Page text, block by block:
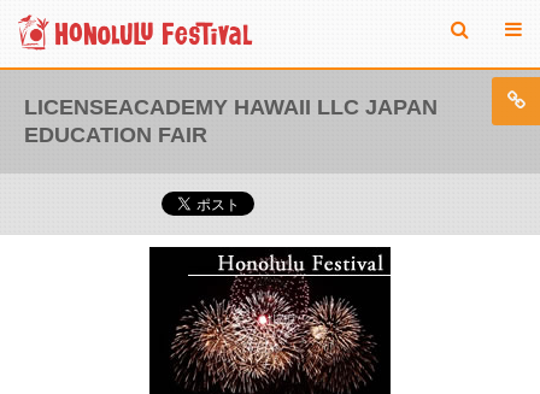
LICENSEACADEMY HAWAII LLC JAPAN
EDUCATION FAIR